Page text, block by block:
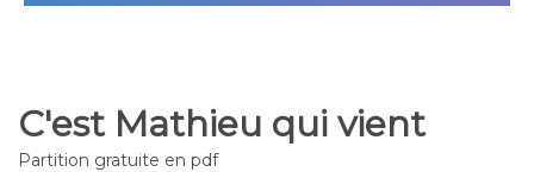
C'est Mathieu qui vient
Partition gratuite en pdf